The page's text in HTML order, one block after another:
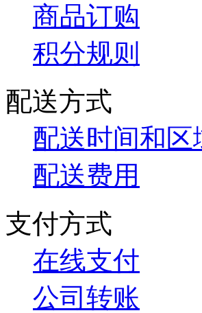
商品订购
积分规则
配送方式
配送时间和区
配送费用
支付方式
在线支付
公司转账